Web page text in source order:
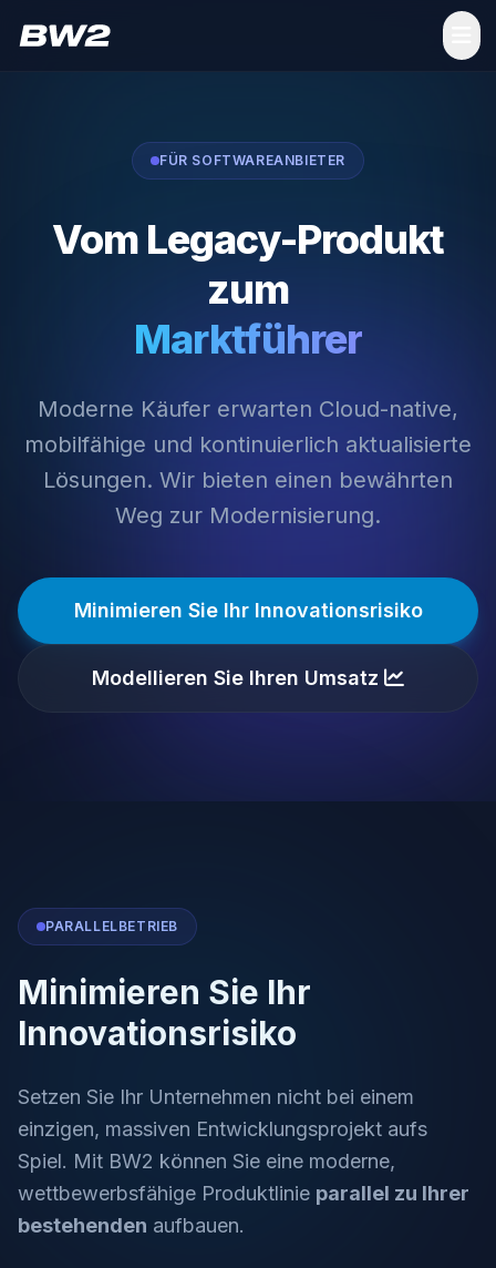
FÜR SOFTWAREANBIETER
Vom Legacy-Produkt
zum
Marktführer
Moderne Käufer erwarten Cloud-native,
mobilfähige und kontinuierlich aktualisierte
Lösungen. Wir bieten einen bewährten
Weg zur Modernisierung.
Minimieren Sie Ihr Innovationsrisiko
Modellieren Sie Ihren Umsatz
PARALLELBETRIEB
Minimieren Sie Ihr
Innovationsrisiko
Setzen Sie Ihr Unternehmen nicht bei einem
einzigen, massiven Entwicklungsprojekt aufs
Spiel. Mit BW2 können Sie eine moderne,
wettbewerbsfähige Produktlinie parallel zu Ihrer
bestehenden aufbauen.